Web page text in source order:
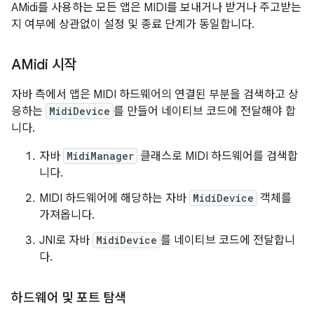
AMidi를 사용하는 모든 앱은 MIDI를 보내거나 받거나 주고받는
지 여부에 상관없이 설정 및 종료 단계가 동일합니다.
AMidi 시작
자바 측에서 앱은 MIDI 하드웨어의 연결된 부분을 검색하고 상
응하는 MidiDevice 를 만들어 네이티브 코드에 전달해야 합
니다.
자바 MidiManager 클래스로 MIDI 하드웨어를 검색합
니다.
MIDI 하드웨어에 해당하는 자바 MidiDevice 객체를
가져옵니다.
JNI로 자바 MidiDevice 를 네이티브 코드에 전달합니
다.
하드웨어 및 포트 탐색